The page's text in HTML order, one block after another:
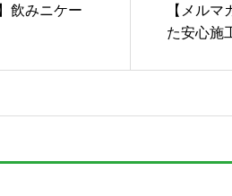
飲みニケー
【メル
た安心施